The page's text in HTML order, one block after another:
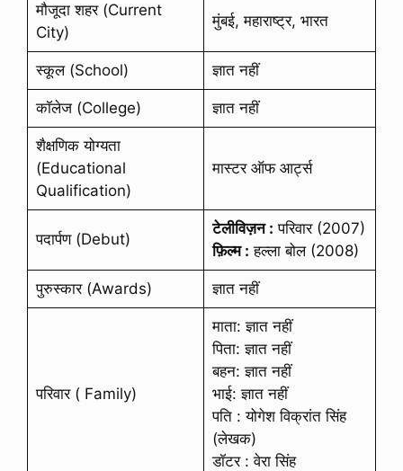
मौजूदा शहर (Current
City)
मुंबई, महाराष्ट्र, भारत
स्कूल (School) ज्ञात नहीं
कॉलेज (College) ज्ञात नहीं
शैक्षणिक योग्यता
(Educational
Qualification)
मास्टर ऑफ आर्ट्स
पदार्पण (Debut)
टेलीविज़न : परिवार (2007)
फ़िल्म : हल्ला बोल (2008)
पुरुस्कार (Awards) ज्ञात नहीं
परिवार ( Family)
माता: ज्ञात नहीं
पिता: ज्ञात नहीं
बहन: ज्ञात नहीं
भाई: ज्ञात नहीं
पति : योगेश विक्रांत सिंह
(लेखक)
डॉटर : वेरा सिंह